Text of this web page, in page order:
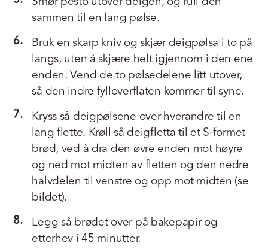
sammen til en lang pølse.
6. Bruk en skarp kniv og skjær deigpølsa i to på
langs, uten å skjære helt igjennom i den ene
enden. Vend de to pølsedelene litt utover,
så den indre fylloverflaten kommer til syne.
7. Kryss så deigpølsene over hverandre til en
lang flette. Krøll så deigfletta til et S-formet
brød, ved å dra den øvre enden mot høyre
og ned mot midten av fletten og den nedre
halvdelen til venstre og opp mot midten (se
bildet).
8. Legg så brødet over på bakepapir og
etterhev i 45 minutter.